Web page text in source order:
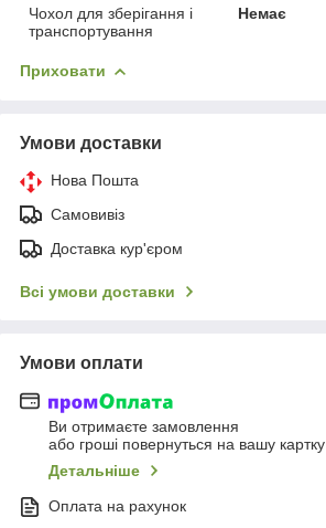
Чохол для зберігання і
транспортування
Немає
Приховати
Умови доставки
Нова Пошта
Самовивіз
Доставка кур'єром
Всі умови доставки
Умови оплати
Ви отримаєте замовлення
або гроші повернуться на вашу картку
Детальніше
Оплата на рахунок